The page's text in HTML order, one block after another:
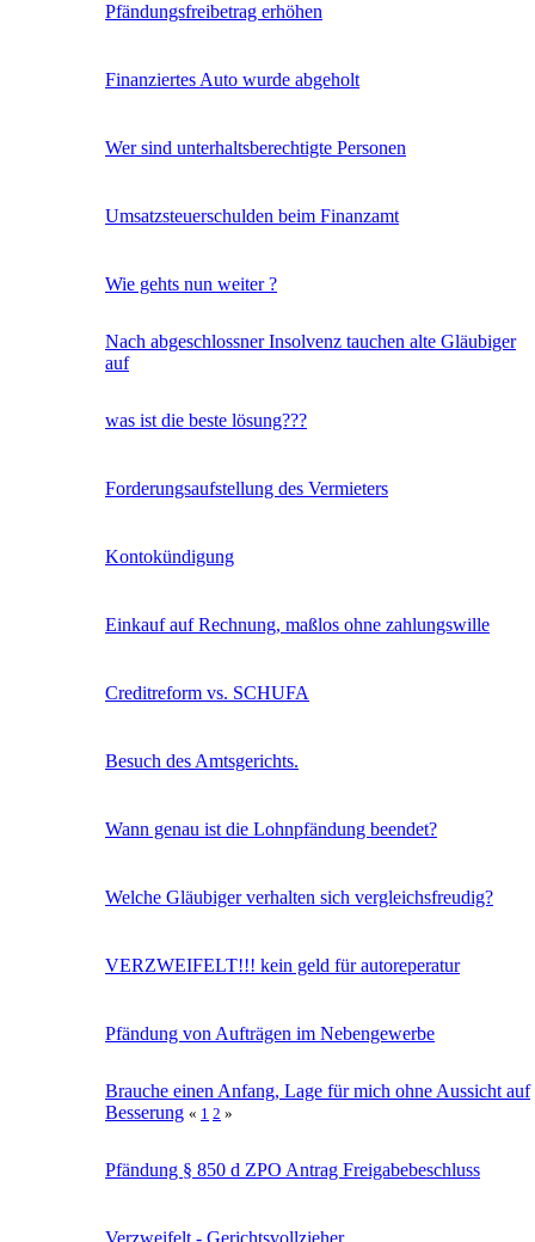
Pfändungsfreibetrag erhöhen
Finanziertes Auto wurde abgeholt
Wer sind unterhaltsberechtigte Personen
Umsatzsteuerschulden beim Finanzamt
Wie gehts nun weiter ?
Nach abgeschlossner Insolvenz tauchen alte Gläubiger
auf
was ist die beste lösung???
Forderungsaufstellung des Vermieters
Kontokündigung
Einkauf auf Rechnung, maßlos ohne zahlungswille
Creditreform vs. SCHUFA
Besuch des Amtsgerichts.
Wann genau ist die Lohnpfändung beendet?
Welche Gläubiger verhalten sich vergleichsfreudig?
VERZWEIFELT!!! kein geld für autoreperatur
Pfändung von Aufträgen im Nebengewerbe
Brauche einen Anfang, Lage für mich ohne Aussicht auf
Besserung « 1 2 »
Pfändung § 850 d ZPO Antrag Freigabebeschluss